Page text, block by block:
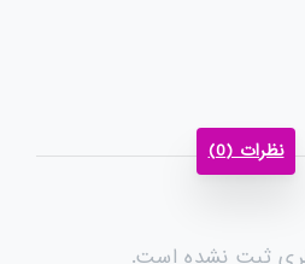
نظرات (0)
ثبت نشده است.